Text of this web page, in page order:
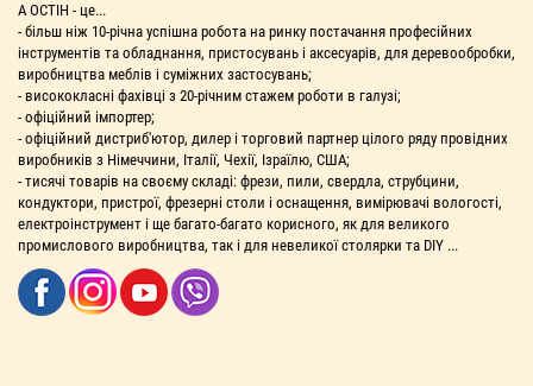
А ОСТІН - це...
- більш ніж 10-річна успішна робота на ринку постачання професійних
інструментів та обладнання, пристосувань і аксесуарів, для деревообробки,
виробництва меблів і суміжних застосувань;
- висококласні фахівці з 20-річним стажем роботи в галузі;
- офіційний імпортер;
- офіційний дистриб'ютор, дилер і торговий партнер цілого ряду провідних
виробників з Німеччини, Італії, Чехії, Ізраїлю, США;
- тисячі товарів на своєму складі: фрези, пили, свердла, струбцини,
кондуктори, пристрої, фрезерні столи і оснащення, вимірювачі вологості,
електроінструмент і ще багато-багато корисного, як для великого
промислового виробництва, так і для невеликої столярки та DIY ...